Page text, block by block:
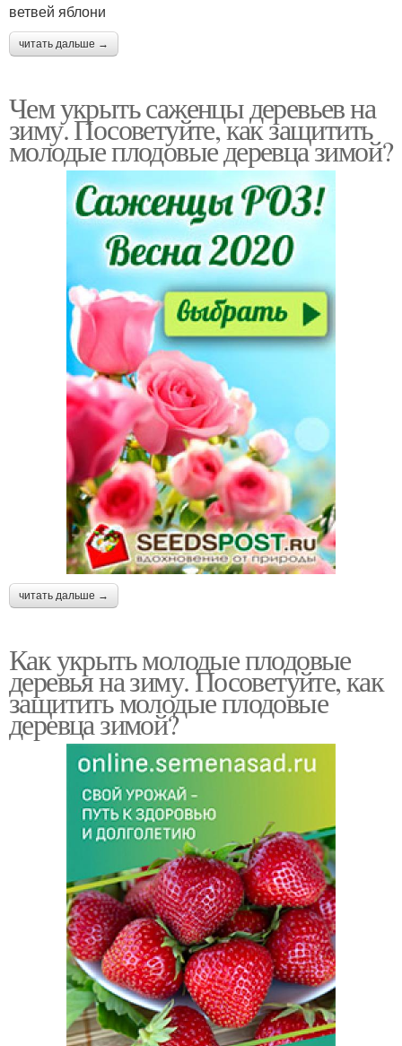
ветвей яблони
читать дальше →
Чем укрыть саженцы деревьев на
зиму. Посоветуйте, как защитить
молодые плодовые деревца зимой?
читать дальше →
Как укрыть молодые плодовые
деревья на зиму. Посоветуйте, как
защитить молодые плодовые
деревца зимой?